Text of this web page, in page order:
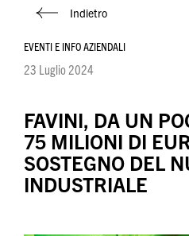
Indietro
EVENTI E INFO AZIENDALI
23 Luglio 2024
FAVINI, DA UN
75 MILIONI DI
SOSTEGNO DEL
INDUSTRIALE